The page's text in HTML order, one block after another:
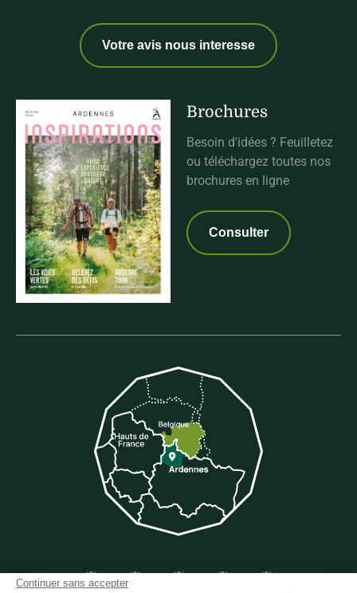
Votre avis nous interesse
Brochures
Besoin d'idées ? Feuilletez
ou téléchargez toutes nos
brochures en ligne
Consulter
Suivez-nous sur Facebook
Continuer sans accepter